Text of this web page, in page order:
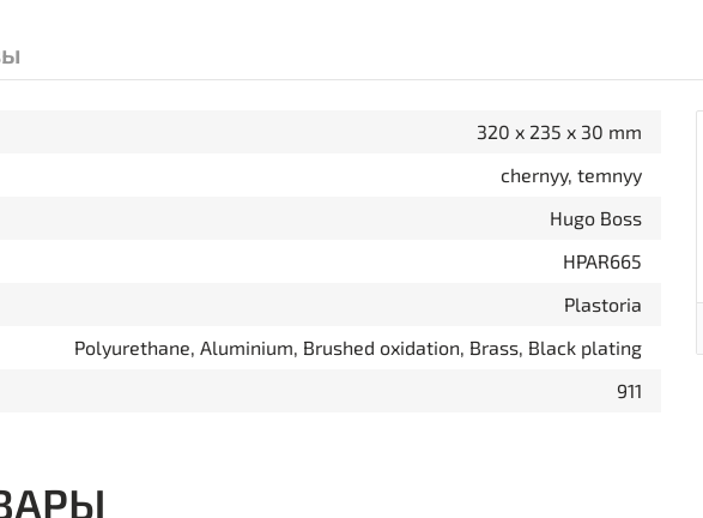
320 x 235 x 30 mm
chernyy, temnyy
Hugo Boss
HPAR665
Plastoria
Polyurethane, Aluminium, Brushed oxidation, Brass, Black plating
911